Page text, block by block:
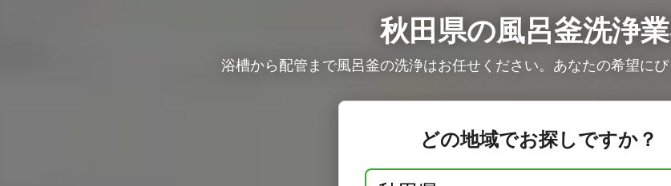
秋田県の風呂釜洗浄
浴槽から配管まで風呂釜の洗浄はお任せください。あなたの希望に
どの地域でお探しですか？